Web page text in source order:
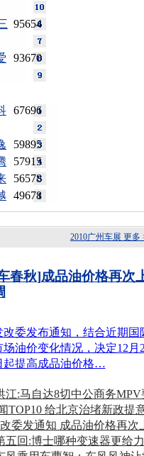
95654
93670
67696
59895
57915
56578
49678
更多
2010广州车展
春秋]成品油价格再次
改委发布通知，结合近期国
场油价变化情况，决定12月
起提高成品油价格…
江:马自达8切中公商务MPV
TOP10 给北京治堵新政提
委发通知 成品油价格再次
五回:博士哪种变速器更给